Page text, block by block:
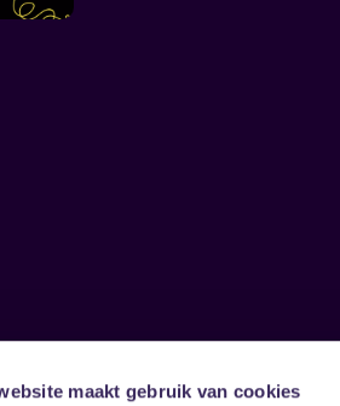
maakt gebruik van cookies